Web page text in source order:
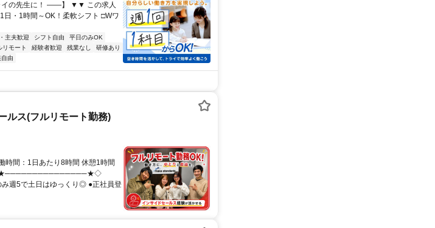
イの先生に！ ――】 ▼▼ この求人
・1時間～OK！柔軟シフト □Wワ
主夫歓迎 シフト自由
平日のみOK
リモート 経験者歓迎 残業なし
研修あり
自由
ルス(フルリモート勤務)
時間：1日あたり8時間 休憩1時間
◇★───────────────★◇
週5で土日はゆっくり◎ ●正社員登